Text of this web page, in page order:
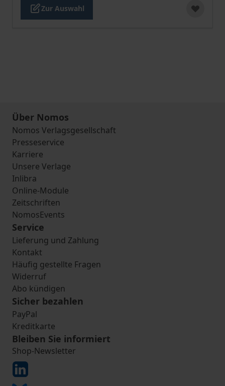
Zur Auswahl
Über Nomos
Nomos Verlagsgesellschaft
Presseservice
Karriere
Unsere Verlage
Inlibra
Online-Module
Zeitschriften
NomosEvents
Service
Lieferung und Zahlung
Kontakt
Häufig gestellte Fragen
Widerruf
Abo kündigen
Sicher bezahlen
PayPal
Kreditkarte
Bleiben Sie informiert
Shop-Newsletter